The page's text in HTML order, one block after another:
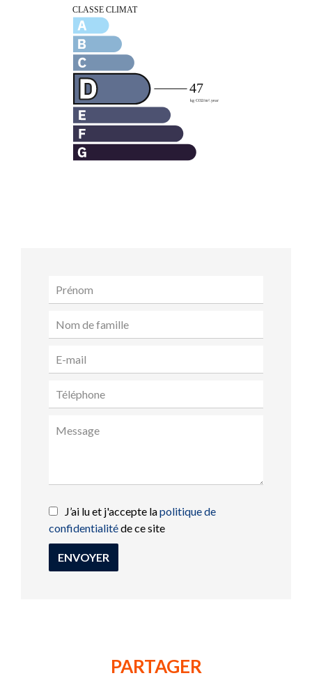
J’ai lu et j'accepte lapolitique de
confidentialitéde ce site
ENVOYER
PARTAGER